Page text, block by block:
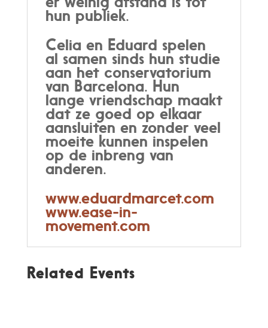
hun publiek.
Celia en Eduard spelen
al samen sinds hun studie
aan het conservatorium
van Barcelona. Hun
lange vriendschap maakt
dat ze goed op elkaar
aansluiten en zonder veel
moeite kunnen inspelen
op de inbreng van
anderen.
www.eduardmarcet.com
www.ease-in-
movement.com
Related Events